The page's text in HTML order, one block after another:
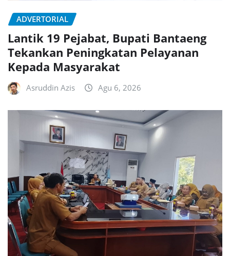
ADVERTORIAL
Lantik 19 Pejabat, Bupati Bantaeng
Tekankan Peningkatan Pelayanan
Kepada Masyarakat
Asruddin Azis Agu 6, 2026